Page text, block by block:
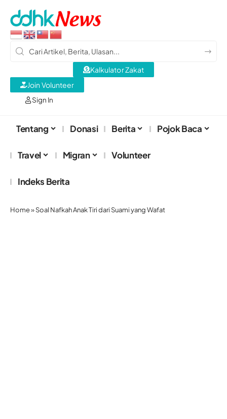
Sign In
Kalkulator Zakat
Join Volunteer
Tentang Donasi Berita Pojok Baca
Travel Migran Volunteer
Indeks Berita
Home»Soal Nafkah Anak Tiri dari Suami yang Wafat